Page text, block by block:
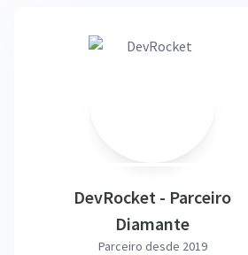
DevRocket - Parceiro
Diamante
Parceiro desde 2019